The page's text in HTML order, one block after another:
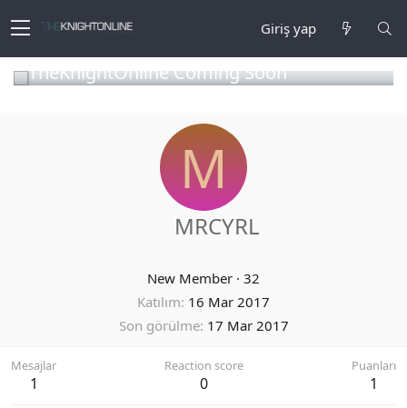
Giriş yap
TheKnightOnline Coming Soon
M
MRCYRL
New Member · 32
Katılım 16 Mar 2017
Son görülme 17 Mar 2017
Mesajlar
1
Reaction score
0
Puanları
1